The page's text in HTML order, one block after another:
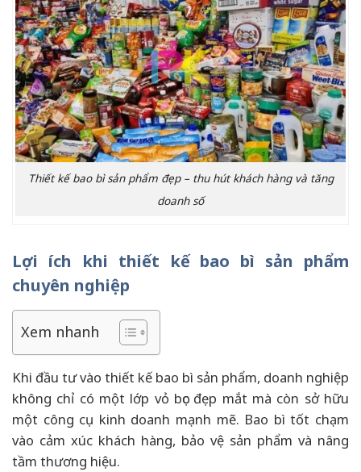
Thiết kế bao bì sản phẩm đẹp – thu hút khách hàng và tăng
doanh số
Lợi ích khi thiết kế bao bì sản phẩm
chuyên nghiệp
Xem nhanh
Khi đầu tư vào thiết kế bao bì sản phẩm, doanh nghiệp
không chỉ có một lớp vỏ bọc đẹp mắt mà còn sở hữu
một công cụ kinh doanh mạnh mẽ. Bao bì tốt chạm
vào cảm xúc khách hàng, bảo vệ sản phẩm và nâng
tầm thương hiệu.